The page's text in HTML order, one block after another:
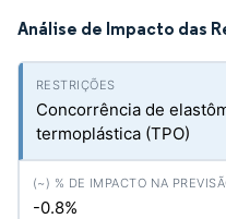
Análise de Impacto das
Concorrência de
termoplástica (TPO)
-0.8%